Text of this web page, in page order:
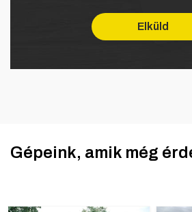
Gépeink, amik még